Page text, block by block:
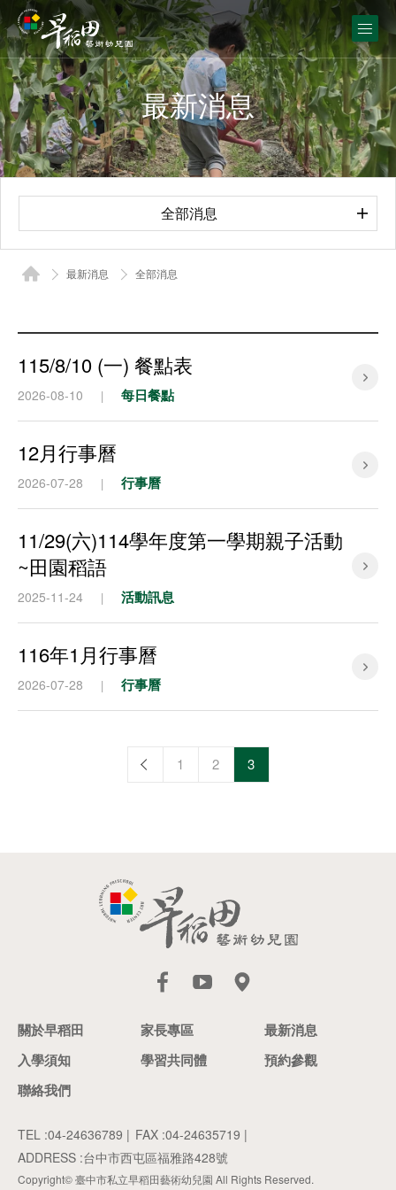
最新消息
全部消息
最新消息 全部消息
115/8/10 (一) 餐點表
2026-08-10 | 每日餐點
12月行事曆
2026-07-28 | 行事曆
11/29(六)114學年度第一學期親子活動
~田園稻語
2025-11-24 | 活動訊息
116年1月行事曆
2026-07-28 | 行事曆
1 2 3
關於早稻田 家長專區
最新消息
入學須知
學習共同體
預約參觀
聯絡我們
TEL :04-24636789 | FAX :04-24635719 |
ADDRESS :台中市西屯區福雅路428號
Copyright© 臺中市私立早稻田藝術幼兒園 All Rights Reserved.